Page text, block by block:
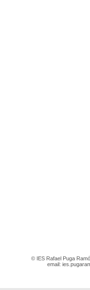
© IES Rafael Puga
email: